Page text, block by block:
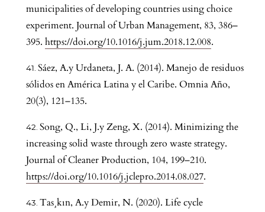
municipalities of developing countries using choice
experiment. Journal of Urban Management, 83, 386–
395. https://doi.org/10.1016/j.jum.2018.12.008.
Sáez, A.y Urdaneta, J. A. (2014). Manejo de residuos
sólidos en América Latina y el Caribe. Omnia Año,
20(3), 121–135.
Song, Q., Li, J.y Zeng, X. (2014). Minimizing the
increasing solid waste through zero waste strategy.
Journal of Cleaner Production, 104, 199–210.
https://doi.org/10.1016/j.jclepro.2014.08.027.
Tas¸kın, A.y Demir, N. (2020). Life cycle